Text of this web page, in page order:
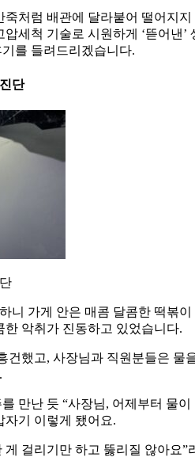
처럼 배관에 달라붙어 떨어지지
세척 기술로 시원하게 ‘뜯어낸’
를 들려드리겠습니다.
단
니 가게 안은 매콤 달콤한 떡볶이
악취가 진동하고 있었습니다.
건했고, 사장님과 직원분들은 물
만난 듯 “사장님, 어제부터 물이
자기 이렇게 됐어요.
걸리기만 하고 뚫리질 않아요”